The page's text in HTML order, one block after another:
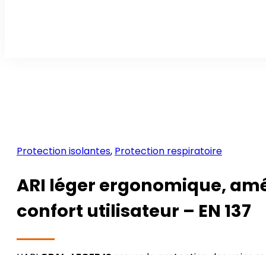
Protection isolantes, Protection respiratoire
ARI léger ergonomique,
confort utilisateur – EN 137